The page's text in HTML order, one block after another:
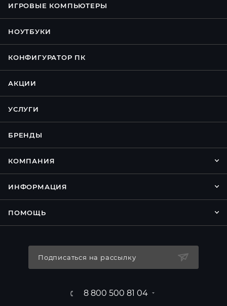
ИГРОВЫЕ КОМПЬЮТЕРЫ
НОУТБУКИ
КОНФИГУРАТОР ПК
АКЦИИ
УСЛУГИ
БРЕНДЫ
КОМПАНИЯ
ИНФОРМАЦИЯ
ПОМОЩЬ
Подписаться на рассылку
8 800 500 81 04